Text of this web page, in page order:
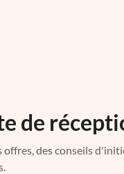
de
des conseils